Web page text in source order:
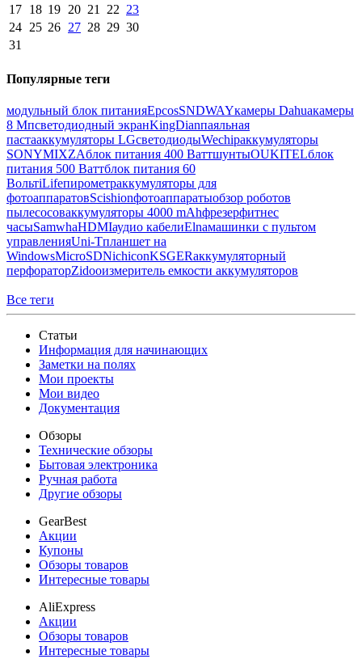
17 18 19 20 21 22 23
24 25 26 27 28 29 30
31
Популярные теги
модульный блок питанияEpcosSNDWAYкамеры Dahuaкамеры
8 Мпсветодиодный экранKingDianпаяльная
пастааккумуляторы LGсветодиодыWechipаккумуляторы
SONYMIXZAблок питания 400 ВаттшунтыOUKITELблок
питания 500 Ваттблок питания 60
ВольтiLifeпирометраккумуляторы для
фотоаппаратовScishionфотоаппаратыобзор роботов
пылесосоваккумуляторы 4000 mAhфрезерфитнес
часыSamwhaHDMIаудио кабелиElnaмашинки с пультом
управленияUni-Tпланшет на
WindowsMicroSDNichiconKSGERаккумуляторный
перфораторZidooизмеритель емкости аккумуляторов
Все теги
Статьи
Информация для начинающих
Заметки на полях
Мои проекты
Мои видео
Документация
Обзоры
Технические обзоры
Бытовая электроника
Ручная работа
Другие обзоры
GearBest
Акции
Купоны
Обзоры товаров
Интересные товары
AliExpress
Акции
Обзоры товаров
Интересные товары